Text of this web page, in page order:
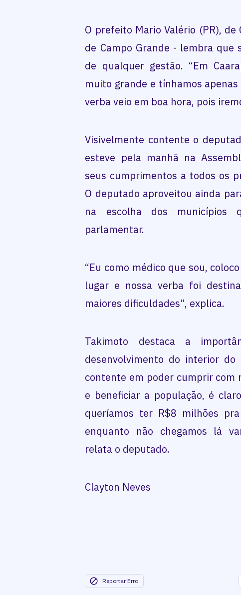
O prefeito Mario Valério (PR),
de Campo Grande - lembra que
de qualquer gestão. “Em
muito grande e tínhamos
verba veio em boa hora, pois
Visivelmente contente o
esteve pela manhã na
seus cumprimentos a todos os
O deputado aproveitou ainda
na escolha dos municípios
parlamentar.
“Eu como médico que sou,
lugar e nossa verba foi
maiores dificuldades”, explica.
Takimoto destaca a
desenvolvimento do interior do
contente em poder cumprir com
e beneficiar a população, é
queríamos ter R$8 milhões
enquanto não chegamos lá
relata o deputado.
Clayton Neves
Reportar Erro